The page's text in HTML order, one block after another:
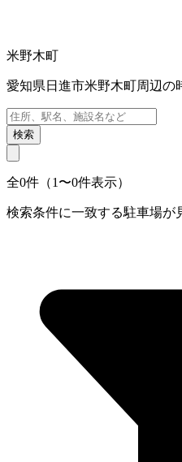
米野木町
愛知県日進市米野木町周辺の
検索
全0件（1〜0件表示）
検索条件に一致する駐車場が